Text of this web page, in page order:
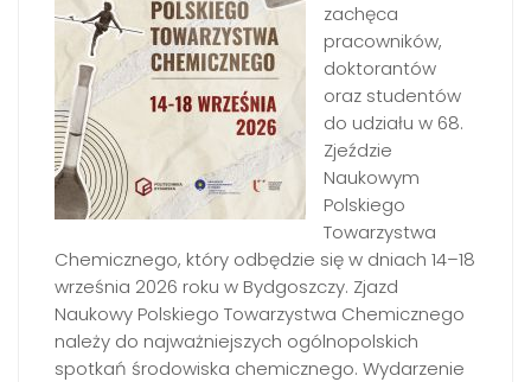
zachęca
pracowników,
doktorantów
oraz studentów
do udziału w 68.
Zjeździe
Naukowym
Polskiego
Towarzystwa
Chemicznego, który odbędzie się w dniach 14–18
września 2026 roku w Bydgoszczy. Zjazd
Naukowy Polskiego Towarzystwa Chemicznego
należy do najważniejszych ogólnopolskich
spotkań środowiska chemicznego. Wydarzenie